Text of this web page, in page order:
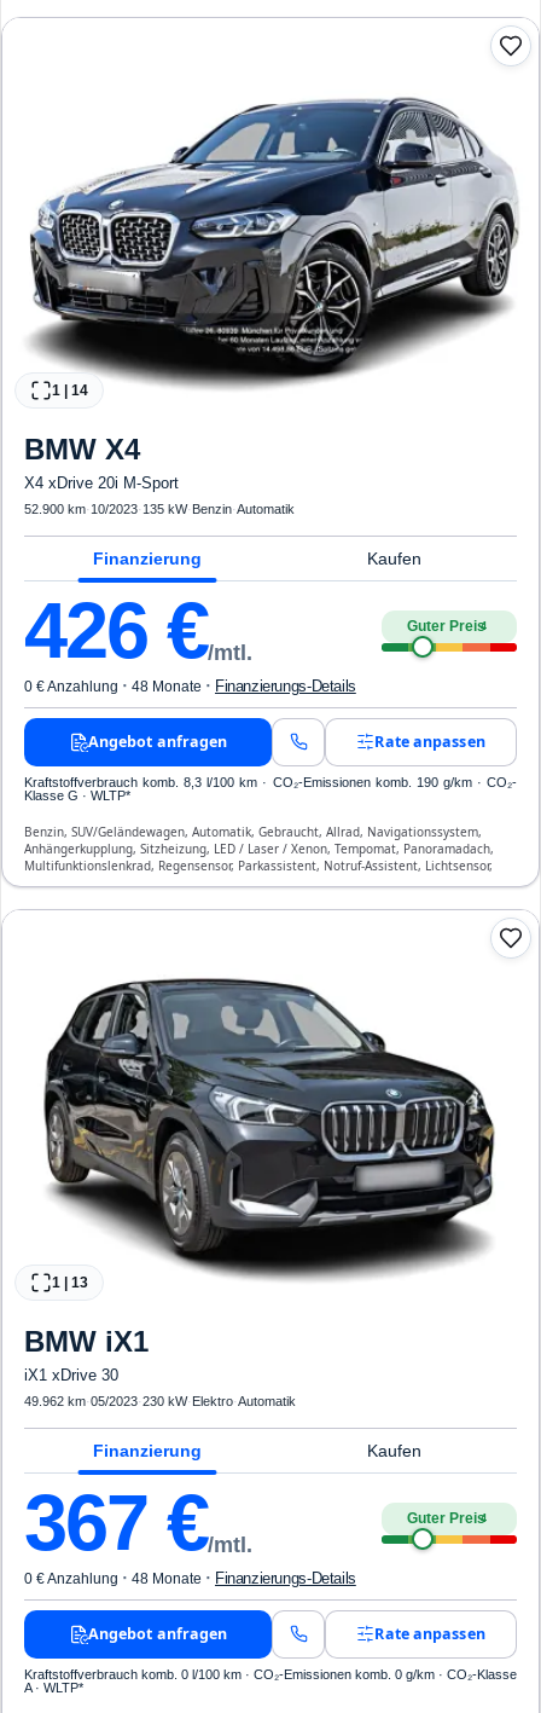
Airbags
1 | 14
BMW X4
X4 xDrive 20i M-Sport
52.900 km· 10/2023· 135 kW· Benzin·Automatik
Finanzierung Kaufen
426 €/mtl.
Guter Preis4
0 € Anzahlung · 48 Monate · Finanzierungs-Details
Angebot anfragen Rate anpassen
Kraftstoffverbrauch komb. 8,3 l/100 km · CO₂-Emissionen komb. 190 g/km · CO₂-
Klasse G · WLTP*
Benzin, SUV/Geländewagen, Automatik, Gebraucht, Allrad, Navigationssystem,
Anhängerkupplung, Sitzheizung, LED / Laser / Xenon, Tempomat, Panoramadach,
Multifunktionslenkrad, Regensensor, Parkassistent, Notruf-Assistent, Lichtsensor,
Head Up Display, Start/Stopp-Automatik, Bluetooth, Freisprecheinrichtung,
Airbags
1 | 13
BMW iX1
iX1 xDrive 30
49.962 km·05/2023·230 kW· Elektro·Automatik
Finanzierung Kaufen
367 €/mtl.
Guter Preis4
0 € Anzahlung · 48 Monate · Finanzierungs-Details
Angebot anfragen Rate anpassen
Kraftstoffverbrauch komb. 0 l/100 km · CO₂-Emissionen komb. 0 g/km · CO₂-Klasse
A · WLTP*